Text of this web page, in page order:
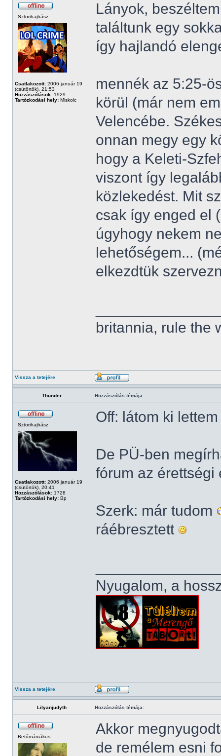
Sztorihajhász
Csatlakozott: 2006 január 19
(csütörtök), 21:53
Hozzászólások: 1929
Tartózkodási hely: Miskolc
Lányok,
találtunk egy
így hajlandó
mennék az 5:25-
körül (már nem
Velencébe.
onnan megy egy
hogy a Keleti-
viszont így
közlekedést. Mit
csak így enged el
úgyhogy nekem
lehetőségem...
elkezdtük
britannia, rule the
Vissza a tetejére
Thunder Hozzászólás témája:
Sztorihajhász
Csatlakozott: 2006 január 19
(csütörtök), 20:41
Hozzászólások: 1728
Tartózkodási hely: Bp
Off: látom ki
De PÜ-ben
fórum az
Szerk: már tudom
ráébresztett
Nyugalom, a
Vissza a tetejére
Lilyanjudyth Hozzászólás témája:
Betűmániákus
Akkor
de remélem esni